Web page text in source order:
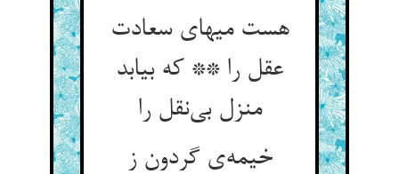
هست میهای سعادت
عقل را ** که بیابد
منزل بی‌نقل را
خیمه‌ی گردون ز